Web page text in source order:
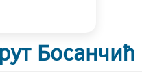
Босанчић